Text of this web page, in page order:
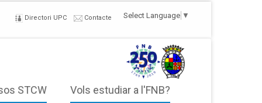
Select Language ▼
Directori UPC Contacte
STCW Vols estudiar a l'FNB?